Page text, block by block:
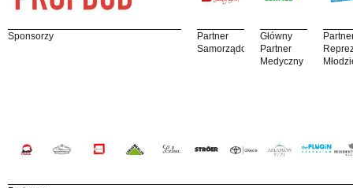
Sponsorzy
Partner
Samorządowy
Główny
Partner
Medyczny